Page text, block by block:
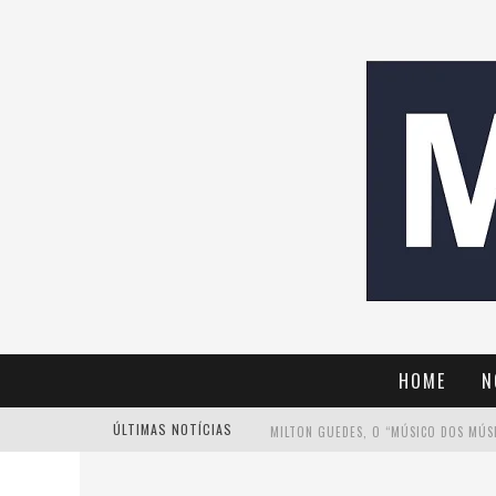
HOME
ÚLTIMAS NOTÍCIAS